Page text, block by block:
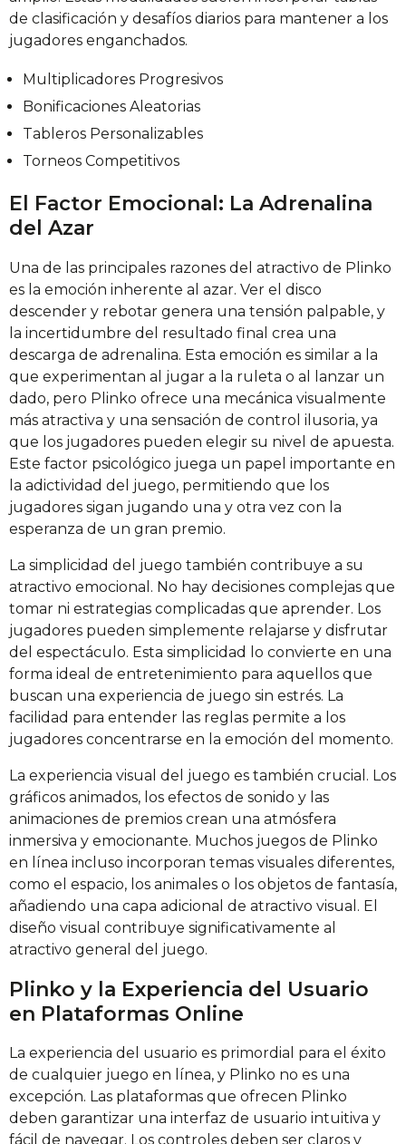
de clasificación y desafíos diarios para mantener a los
jugadores enganchados.
Multiplicadores Progresivos
Bonificaciones Aleatorias
Tableros Personalizables
Torneos Competitivos
El Factor Emocional: La Adrenalina
del Azar
Una de las principales razones del atractivo de Plinko
es la emoción inherente al azar. Ver el disco
descender y rebotar genera una tensión palpable, y
la incertidumbre del resultado final crea una
descarga de adrenalina. Esta emoción es similar a la
que experimentan al jugar a la ruleta o al lanzar un
dado, pero Plinko ofrece una mecánica visualmente
más atractiva y una sensación de control ilusoria, ya
que los jugadores pueden elegir su nivel de apuesta.
Este factor psicológico juega un papel importante en
la adictividad del juego, permitiendo que los
jugadores sigan jugando una y otra vez con la
esperanza de un gran premio.
La simplicidad del juego también contribuye a su
atractivo emocional. No hay decisiones complejas que
tomar ni estrategias complicadas que aprender. Los
jugadores pueden simplemente relajarse y disfrutar
del espectáculo. Esta simplicidad lo convierte en una
forma ideal de entretenimiento para aquellos que
buscan una experiencia de juego sin estrés. La
facilidad para entender las reglas permite a los
jugadores concentrarse en la emoción del momento.
La experiencia visual del juego es también crucial. Los
gráficos animados, los efectos de sonido y las
animaciones de premios crean una atmósfera
inmersiva y emocionante. Muchos juegos de Plinko
en línea incluso incorporan temas visuales diferentes,
como el espacio, los animales o los objetos de fantasía,
añadiendo una capa adicional de atractivo visual. El
diseño visual contribuye significativamente al
atractivo general del juego.
Plinko y la Experiencia del Usuario
en Plataformas Online
La experiencia del usuario es primordial para el éxito
de cualquier juego en línea, y Plinko no es una
excepción. Las plataformas que ofrecen Plinko
deben garantizar una interfaz de usuario intuitiva y
fácil de navegar. Los controles deben ser claros y